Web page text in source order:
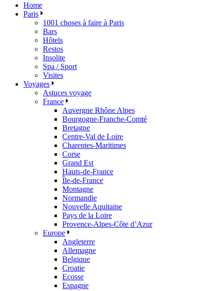
Home
Paris
1001 choses à faire à Paris
Bars
Hôtels
Restos
Insolite
Spa / Sport
Visites
Voyages
Astuces voyage
France
Auvergne Rhône Alpes
Bourgogne-Franche-Comté
Bretagne
Centre-Val de Loire
Charentes-Maritimes
Corse
Grand Est
Hauts-de-France
Île-de-France
Montagne
Normandie
Nouvelle Aquitaine
Pays de la Loire
Provence-Alpes-Côte d’Azur
Europe
Angleterre
Allemagne
Belgique
Croatie
Ecosse
Espagne